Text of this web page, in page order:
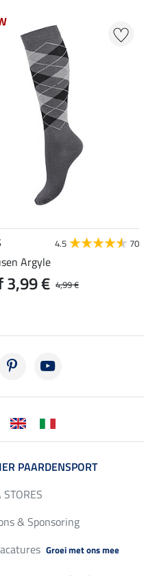
4.5 70
Argyle
4,99 €
3,99 €
PAARDENSPORT
STORES
& Sponsoring
Groei met ons mee